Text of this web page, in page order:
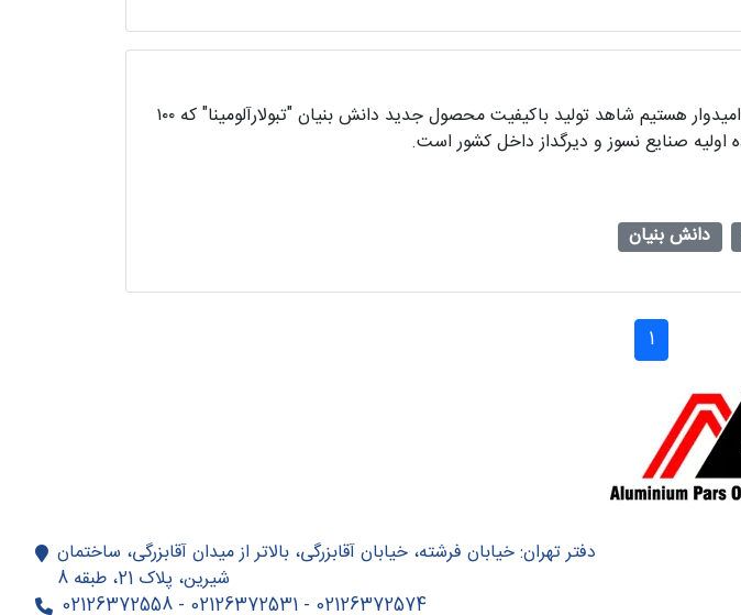
مدیرعامل هلدینگ سرامیک‌های صنعتی اردکان گفت: امیدوار هستیم شاهد تولید باکیفیت محصول جدید دانش بنیان "تبولارآلومینا" که ۱۰۰
صنایع نسوز و دیرگداز داخل کشور است.
دانش بنیان
1
دفتر تهران: خیابان فرشته، خیابان آقابزرگی، بالاتر از میدان آقابزرگی، ساختمان
شیرین، پلاک 21، طبقه 8
02126372574 - 02126372531 - 02126372558